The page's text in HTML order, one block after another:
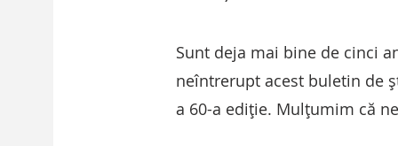
Sunt deja mai bine de cinci
neîntrerupt acest buletin de
a 60-a ediție. Mulțumim că